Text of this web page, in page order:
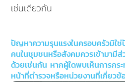
เช่นเดียวกัน
ปัญหาความรุนแรงในครอบครัวมิใ
คนในชุมชนหรือสังคมควรเข้ามามี
ด้วยเช่นกัน หากผู้ใดพบเห็นการกระ
หน้าที่ตำรวจหรือหน่วยงานที่เกี่ยวข้